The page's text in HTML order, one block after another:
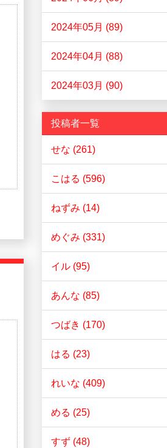
2024年05月 (89)
2024年04月 (88)
2024年03月 (90)
投稿者一覧
せな (261)
こはる (596)
ねずみ (14)
めぐみ (331)
イル (95)
あんな (85)
つばき (170)
はる (23)
れいな (409)
める (25)
すず (48)